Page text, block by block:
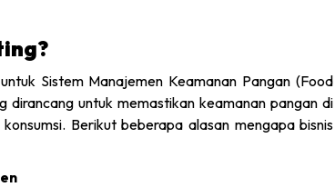
Sistem Manajemen Keamanan Pangan (Food
dirancang untuk memastikan keamanan pangan di
Berikut beberapa alasan mengapa bisnis